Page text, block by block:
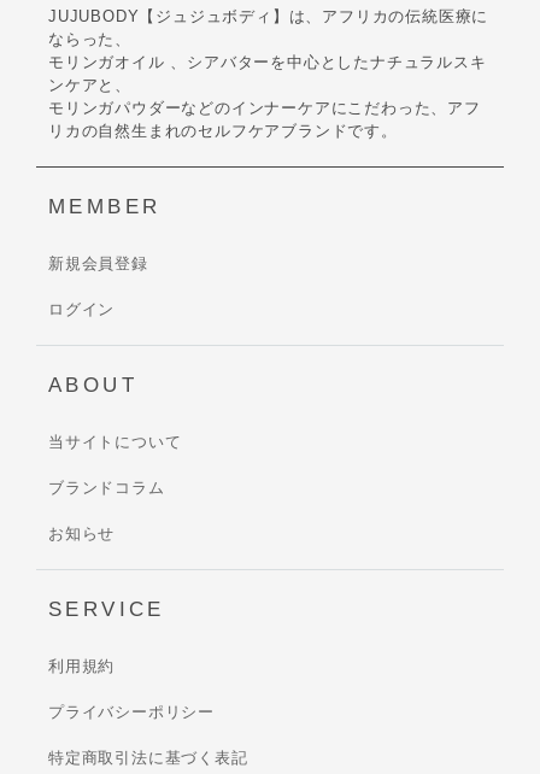
JUJUBODY【ジュジュボディ】は、アフリカの伝統医療に
ならった、
モリンガオイル 、シアバターを中心としたナチュラルスキ
ンケアと、
モリンガパウダーなどのインナーケアにこだわった、アフ
リカの自然生まれのセルフケアブランドです。
MEMBER
新規会員登録
ログイン
ABOUT
当サイトについて
ブランドコラム
お知らせ
SERVICE
利用規約
プライバシーポリシー
特定商取引法に基づく表記